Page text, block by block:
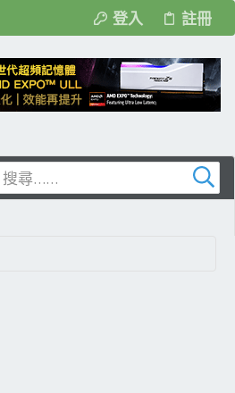
登入 註冊